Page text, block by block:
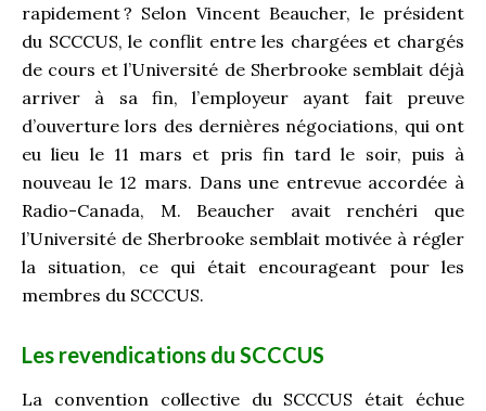
rapidement ? Selon Vincent Beaucher, le président
du SCCCUS, le conflit entre les chargées et chargés
de cours et l’Université de Sherbrooke semblait déjà
arriver à sa fin, l’employeur ayant fait preuve
d’ouverture lors des dernières négociations, qui ont
eu lieu le 11 mars et pris fin tard le soir, puis à
nouveau le 12 mars. Dans une entrevue accordée à
Radio-Canada, M. Beaucher avait renchéri que
l’Université de Sherbrooke semblait motivée à régler
la situation, ce qui était encourageant pour les
membres du SCCCUS.
Les revendications du SCCCUS
La convention collective du SCCCUS était échue